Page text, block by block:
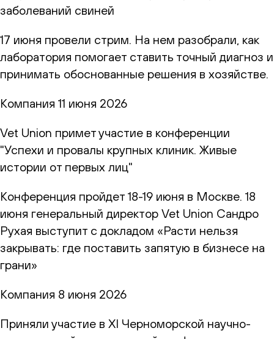
заболеваний свиней
17 июня провели стрим. На нем разобрали, как
лаборатория помогает ставить точный диагноз и
принимать обоснованные решения в хозяйстве.
Компания 11 июня 2026
Vet Union примет участие в конференции
"Успехи и провалы крупных клиник. Живые
истории от первых лиц"
Конференция пройдет 18-19 июня в Москве. 18
июня генеральный директор Vet Union Сандро
Рухая выступит с докладом «Расти нельзя
закрывать: где поставить запятую в бизнесе на
грани»
Компания 8 июня 2026
Приняли участие в XI Черноморской научно-